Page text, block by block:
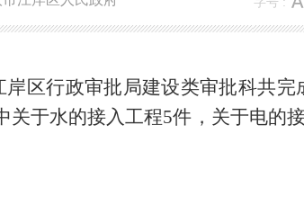
岸区行政审批局建设类审批科共完
关于水的接入工程5件，关于电的